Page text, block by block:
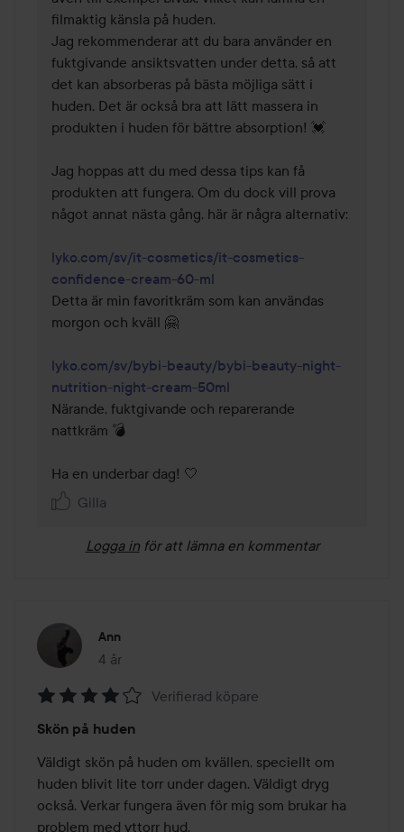
filmaktig känsla på huden.
Jag rekommenderar att du bara använder en
fuktgivande ansiktsvatten under detta, så att
det kan absorberas på bästa möjliga sätt i
huden. Det är också bra att lätt massera in
produkten i huden för bättre absorption! 💓
Jag hoppas att du med dessa tips kan få
produkten att fungera. Om du dock vill prova
något annat nästa gång, här är några alternativ:
lyko.com/sv/it-cosmetics/it-cosmetics-
confidence-cream-60-ml
Detta är min favoritkräm som kan användas
morgon och kväll 🤗
lyko.com/sv/bybi-beauty/bybi-beauty-night-
nutrition-night-cream-50ml
Närande, fuktgivande och reparerande
nattkräm 💣
Ha en underbar dag! 🤍
Gilla
Logga in för att lämna en kommentar
Ann
4 år
Inlägget skapades 4 år
4
av
5
Verifierad köpare
Skön på huden
Väldigt skön på huden om kvällen, speciellt om
huden blivit lite torr under dagen. Väldigt dryg
också. Verkar fungera även för mig som brukar ha
problem med yttorr hud.